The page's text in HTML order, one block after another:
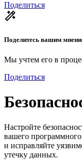
Поделиться
Поделитесь вашим
Мы учтем его в
Поделиться
Настройте
вашего
и исправляйте
утечку данных.